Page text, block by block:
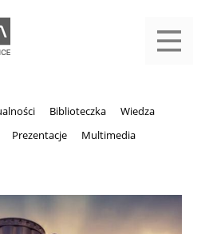
Biblioteczka
Wiedza
Prezentacje
Multimedia